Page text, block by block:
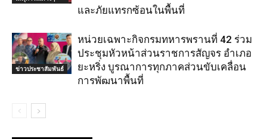
และภัยแทรกซ้อนในพื้นที่
ข่าวประชาสัมพันธ์
หน่วยเฉพาะกิจกรมทหารพรานที่ 42 ร่วม
ประชุมหัวหน้าส่วนราชการสัญจร อำเภอ
ยะหริ่ง บูรณาการทุกภาคส่วนขับเคลื่อน
การพัฒนาพื้นที่